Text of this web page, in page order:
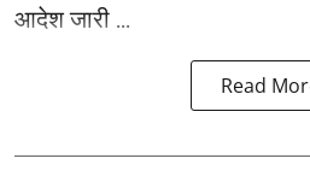
आदेश जारी ...
Read